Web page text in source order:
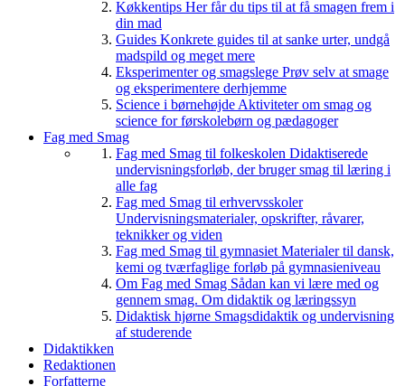
Køkkentips Her får du tips til at få smagen frem i
din mad
Guides Konkrete guides til at sanke urter, undgå
madspild og meget mere
Eksperimenter og smagslege Prøv selv at smage
og eksperimentere derhjemme
Science i børnehøjde Aktiviteter om smag og
science for førskolebørn og pædagoger
Fag med Smag
Fag med Smag til folkeskolen Didaktiserede
undervisningsforløb, der bruger smag til læring i
alle fag
Fag med Smag til erhvervsskoler
Undervisningsmaterialer, opskrifter, råvarer,
teknikker og viden
Fag med Smag til gymnasiet Materialer til dansk,
kemi og tværfaglige forløb på gymnasieniveau
Om Fag med Smag Sådan kan vi lære med og
gennem smag. Om didaktik og læringssyn
Didaktisk hjørne Smagsdidaktik og undervisning
af studerende
Didaktikken
Redaktionen
Forfatterne